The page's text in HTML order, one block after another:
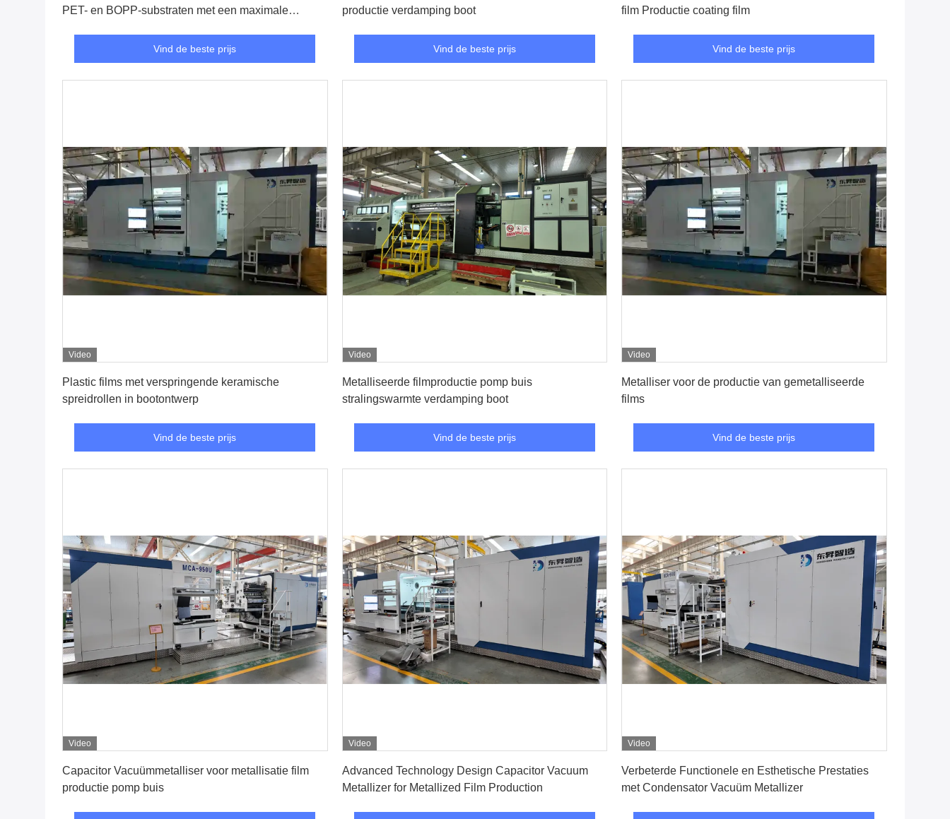
PET- en BOPP-substraten met een maximale
verdampingsverwarmingsmethode
Vind de beste prijs
productie verdamping boot
Vind de beste prijs
film Productie coating film
Vind de beste prijs
Video
Plastic films met verspringende keramische
spreidrollen in bootontwerp
Vind de beste prijs
Video
Metalliseerde filmproductie pomp buis
stralingswarmte verdamping boot
Vind de beste prijs
Video
Metalliser voor de productie van gemetalliseerde
films
Vind de beste prijs
Video
Capacitor Vacuümmetalliser voor metallisatie film
productie pomp buis
Video
Advanced Technology Design Capacitor Vacuum
Metallizer for Metallized Film Production
Video
Verbeterde Functionele en Esthetische Prestaties
met Condensator Vacuüm Metallizer